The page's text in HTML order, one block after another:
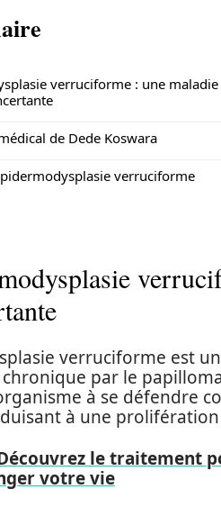
verruciforme : une maladie
de Dede Koswara
verruciforme
verruciforme est
par le
à se défendre
à une
le traitement
votre vie